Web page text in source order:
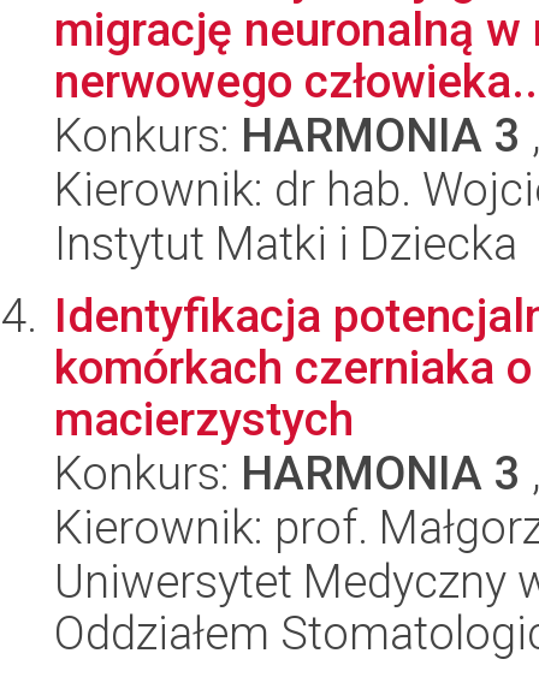
migrację neuronalną w
nerwowego
Konkurs: HARMONIA 3
Kierownik: dr hab.
Instytut Matki i Dziecka
Identyfikacja
komórkach czerniaka
macierzystych
Konkurs: HARMONIA 3
Kierownik: prof.
Uniwersytet Medyczny
Oddziałem